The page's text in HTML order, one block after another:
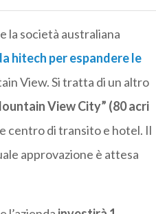
la società australiana
hitech per espandere le
View. Si tratta di un altro
View City” (80 acri
centro di transito e hotel. Il
approvazione è attesa